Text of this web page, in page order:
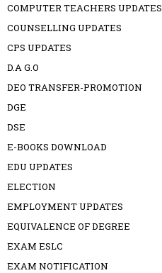
COMPUTER TEACHERS UPDATES
COUNSELLING UPDATES
CPS UPDATES
D.A G.O
DEO TRANSFER-PROMOTION
DGE
DSE
E-BOOKS DOWNLOAD
EDU UPDATES
ELECTION
EMPLOYMENT UPDATES
EQUIVALENCE OF DEGREE
EXAM ESLC
EXAM NOTIFICATION